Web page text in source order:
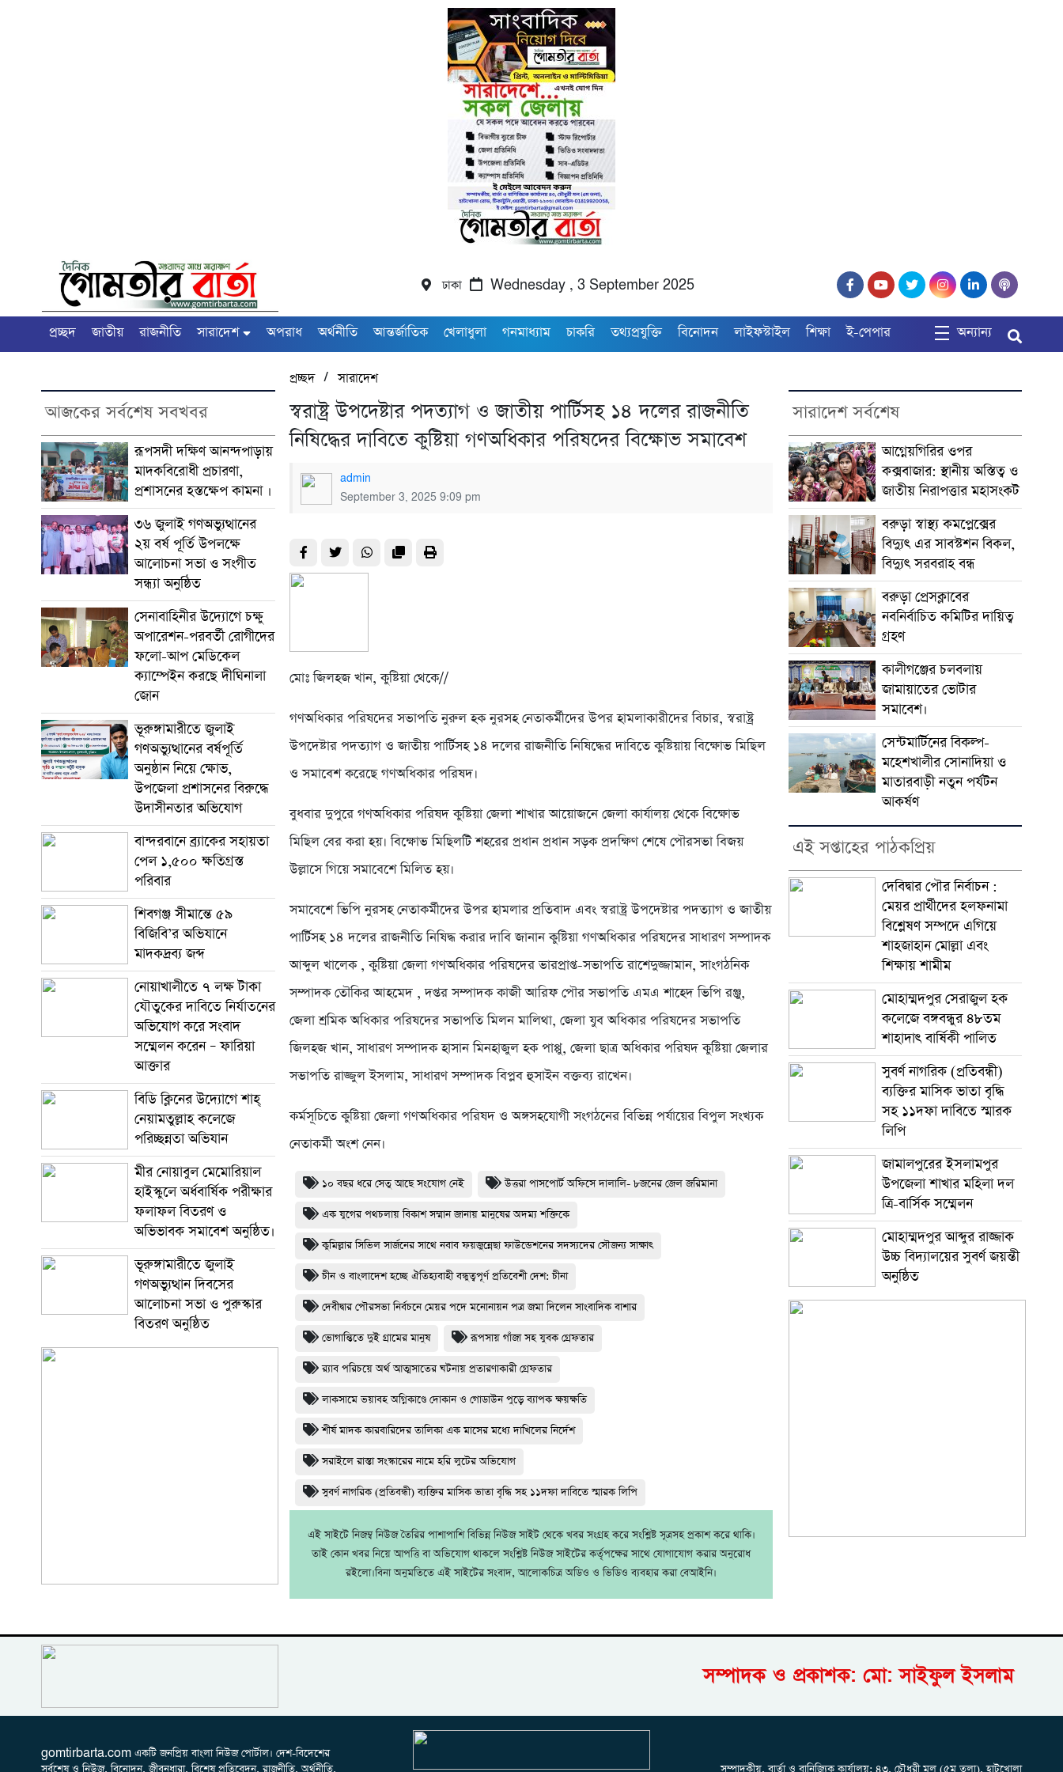
ঢাকা Wednesday , 3 September 2025
প্রচ্ছদ জাতীয় রাজনীতি সারাদেশ অপরাধ অর্থনীতি আন্তর্জাতিক খেলাধুলা গনমাধ্যাম চাকরি তথ্যপ্রযুক্তি বিনোদন লাইফস্টাইল শিক্ষা ই-পেপার অন্যান্য
আজকের সর্বশেষ সবখবর
রূপসদী দক্ষিণ আনন্দপাড়ায়
মাদকবিরোধী প্রচারণা,
প্রশাসনের হস্তক্ষেপ কামনা ‎।
৩৬ জুলাই গণঅভ্যুত্থানের
২য় বর্ষ পূর্তি উপলক্ষে
আলোচনা সভা ও সংগীত
সন্ধ্যা অনুষ্ঠিত
সেনাবাহিনীর উদ্যোগে চক্ষু
অপারেশন-পরবর্তী রোগীদের
ফলো-আপ মেডিকেল
ক্যাম্পেইন করছে দীঘিনালা
জোন
ভূরুঙ্গামারীতে জুলাই
গণঅভ্যুত্থানের বর্ষপূর্তি
অনুষ্ঠান নিয়ে ক্ষোভ,
উপজেলা প্রশাসনের বিরুদ্ধে
উদাসীনতার অভিযোগ
বান্দরবানে ব্র্যাকের সহায়তা
পেল ১,৫০০ ক্ষতিগ্রস্ত
পরিবার
শিবগঞ্জ সীমান্তে ৫৯
বিজিবি’র অভিযানে
মাদকদ্রব্য জব্দ ​
নোয়াখালীতে ৭ লক্ষ টাকা
যৌতুকের দাবিতে নির্যাতনের
অভিযোগ করে সংবাদ
সম্মেলন করেন – ফারিয়া
আক্তার
বিডি ক্লিনের উদ্যোগে শাহ্
নেয়ামতুল্লাহ কলেজে
পরিচ্ছন্নতা অভিযান
মীর নোয়াবুল মেমোরিয়াল
হাইস্কুলে অর্ধবার্ষিক পরীক্ষার
ফলাফল বিতরণ ও
অভিভাবক সমাবেশ অনুষ্ঠিত।
ভূরুঙ্গামারীতে জুলাই
গণঅভ্যুত্থান দিবসের
আলোচনা সভা ও পুরুস্কার
বিতরণ অনুষ্ঠিত
প্রচ্ছদ/সারাদেশ
স্বরাষ্ট্র উপদেষ্টার পদত্যাগ ও জাতীয় পার্টিসহ ১৪ দলের রাজনীতি
নিষিদ্ধের দাবিতে কুষ্টিয়া গণঅধিকার পরিষদের বিক্ষোভ সমাবেশ
admin
September 3, 2025 9:09 pm
মোঃ জিলহজ খান, কু‌ষ্টিয়া থে‌কে//
গণঅধিকার পরিষদের সভাপতি নুরুল হক নুরসহ নেতাকর্মীদের উপর হামলাকারীদের বিচার, স্বরাষ্ট্র
উপদেষ্টার পদত্যাগ ও জাতীয় পার্টিসহ ১৪ দলের রাজনীতি নিষিদ্ধের দাবিতে কুষ্টিয়ায় বিক্ষোভ মিছিল
ও সমাবেশ করেছে গণঅধিকার পরিষদ।
বুধবার দুপুরে গণঅধিকার পরিষদ কুষ্টিয়া জেলা শাখার আয়োজনে জেলা কার্যালয় থেকে বিক্ষোভ
মিছিল বের করা হয়। বিক্ষোভ মিছিলটি শহরের প্রধান প্রধান সড়ক প্রদক্ষিণ শেষে পৌরসভা বিজয়
উল্লাসে গিয়ে সমাবেশে মিলিত হয়।
সমাবেশে ভিপি নুরসহ নেতাকর্মীদের উপর হামলার প্রতিবাদ এবং স্বরাষ্ট্র উপদেষ্টার পদত্যাগ ও জাতীয়
পার্টিসহ ১৪ দলের রাজনীতি নিষিদ্ধ করার দাবি জানান কুষ্টিয়া গণঅধিকার পরিষদের সাধারণ সম্পাদক
আব্দুল খালেক , কুষ্টিয়া জেলা গণঅধিকার পরিষদের ভারপ্রাপ্ত-সভাপতি রাশেদুজ্জামান, সাংগঠনিক
সম্পাদক তৌকির আহমেদ , দপ্তর সম্পাদক কাজী আরিফ পৌর সভাপতি এমএ শাহেদ ভিপি রঞ্জু,
জেলা শ্রমিক অধিকার পরিষদের সভাপতি মিলন মালিথা, জেলা যুব অধিকার পরিষদের সভাপতি
জিলহজ খান, সাধারণ সম্পাদক হাসান মিনহাজুল হক পাপ্পু, জেলা ছাত্র অধিকার পরিষদ কুষ্টিয়া জেলার
সভাপতি রাজ্জুল ইসলাম, সাধারণ সম্পাদক বিপ্লব হুসাইন বক্তব্য রাখেন।
কর্মসূচিতে কুষ্টিয়া জেলা গণঅধিকার পরিষদ ও অঙ্গসহযোগী সংগঠনের বিভিন্ন পর্যায়ের বিপুল সংখ্যক
নেতাকর্মী অংশ নেন।
১০ বছর ধরে সেতু আছে সংযোগ নেই উত্তরা পাসপোর্ট অফিসে দালালি- ৮জনের জেল জরিমানা
এক যুগের পথচলায় বিকাশ সম্মান জানায় মানুষের অদম্য শক্তিকে
কুমিল্লার সিভিল সার্জনের সাথে নবাব ফয়জুন্নেছা ফাউন্ডেশনের সদস্যদের সৌজন্য সাক্ষাৎ
চীন ও বাংলাদেশ হচ্ছে ঐতিহ্যবাহী বন্ধুত্বপূর্ণ প্রতিবেশী দেশ: চীনা
দেবীদ্বার পৌরসভা নির্বচনে মেয়র পদে মনোনায়ন পত্র জমা দিলেন সাংবাদিক বাশার
ভোগান্তিতে দুই গ্রামের মানুষ রূপসায় গাঁজা সহ যুবক গ্রেফতার
র‌্যাব পরিচয়ে অর্থ আত্মসাতের ঘটনায় প্রতারণাকারী গ্রেফতার
লাকসামে ভয়াবহ অগ্নিকাণ্ডে দোকান ও গোডাউন পুড়ে ব‍্যাপক ক্ষয়ক্ষতি
শীর্ষ মাদক কারবারিদের তালিকা এক মাসের মধ্যে দাখিলের নির্দেশ
সরাইলে রাস্তা সংস্কারের নামে হরি লুটের অভিযোগ
সুবর্ণ নাগরিক (প্রতিবন্ধী) ব্যক্তির মাসিক ভাতা বৃদ্ধি সহ ১১দফা দাবিতে স্মারক লিপি
এই সাইটে নিজম্ব নিউজ তৈরির পাশাপাশি বিভিন্ন নিউজ সাইট থেকে খবর সংগ্রহ করে সংশ্লিষ্ট সূত্রসহ প্রকাশ করে থাকি।
তাই কোন খবর নিয়ে আপত্তি বা অভিযোগ থাকলে সংশ্লিষ্ট নিউজ সাইটের কর্তৃপক্ষের সাথে যোগাযোগ করার অনুরোধ
রইলো।বিনা অনুমতিতে এই সাইটের সংবাদ, আলোকচিত্র অডিও ও ভিডিও ব্যবহার করা বেআইনি।
সারাদেশ সর্বশেষ
আগ্নেয়গিরির ওপর
কক্সবাজার: স্থানীয় অস্তিত্ব ও
জাতীয় নিরাপত্তার মহাসংকট
বরুড়া স্বাস্থ্য কমপ্লেক্সের
বিদ্যুৎ এর সাবস্টশন বিকল,
বিদ্যুৎ সরবরাহ বন্ধ
বরুড়া প্রেসক্লাবের
নবনির্বাচিত কমিটির দায়িত্ব
গ্রহণ
কালীগঞ্জের চলবলায়
জামায়াতের ভোটার
সমাবেশ।
সেন্টমার্টিনের বিকল্প-
মহেশখালীর সোনাদিয়া ও
মাতারবাড়ী নতুন পর্যটন
আকর্ষণ
এই সপ্তাহের পাঠকপ্রিয়
দেবিদ্বার পৌর নির্বাচন :
মেয়র প্রার্থীদের হলফনামা
বিশ্লেষণ সম্পদে এগিয়ে
শাহজাহান মোল্লা এবং
শিক্ষায় শামীম
মোহাম্মদপুর সেরাজুল হক
ক‌লে‌জে বঙ্গবন্ধুর ৪৮তম
শাহাদাৎ বা‌র্ষিকী পা‌লিত
সুবর্ণ নাগরিক (প্রতিবন্ধী)
ব্যক্তির মাসিক ভাতা বৃদ্ধি
সহ ১১দফা দাবিতে স্মারক
লিপি
জামালপুরের ইসলামপুর
উপজেলা শাখার মহিলা দল
ত্রি-বার্সিক সম্মেলন
মোহাম্মদপুর আব্দুর রাজ্জাক
উচ্চ বিদ্যালয়ের সুবর্ণ জয়ন্তী
অনুষ্ঠিত
সম্পাদক ও প্রকাশক: মো: সাইফুল ইসলাম
gomtirbarta.com একটি জনপ্রিয় বাংলা নিউজ পোর্টাল। দেশ-বিদেশের